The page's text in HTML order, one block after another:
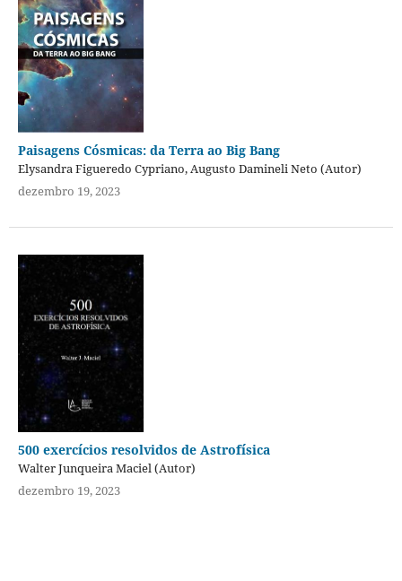
Paisagens Cósmicas: da Terra ao Big Bang
Elysandra Figueredo Cypriano, Augusto Damineli Neto (Autor)
dezembro 19, 2023
500 exercícios resolvidos de Astrofísica
Walter Junqueira Maciel (Autor)
dezembro 19, 2023